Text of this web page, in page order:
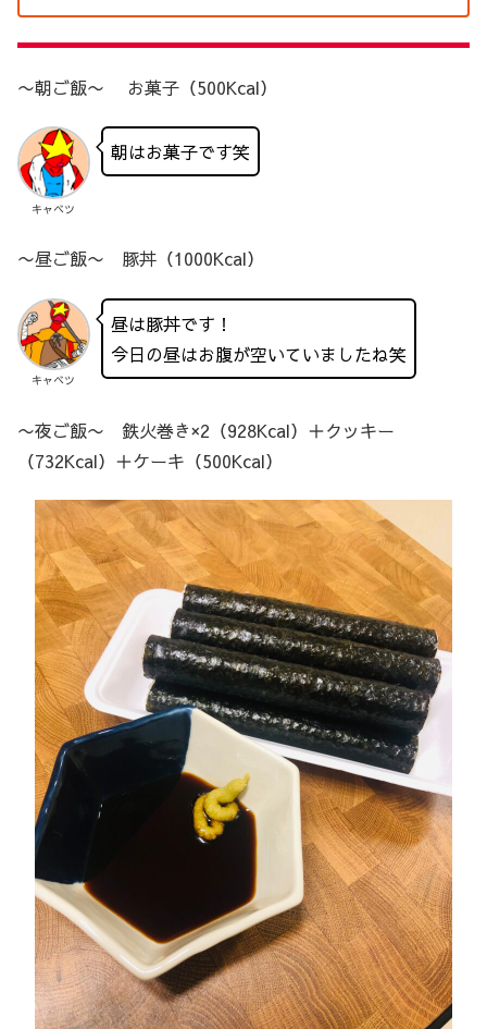
〜朝ご飯〜 お菓子（500Kcal）
キャベツ
朝はお菓子です笑
〜昼ご飯〜 豚丼（1000Kcal）
キャベツ
昼は豚丼です！
今日の昼はお腹が空いていましたね笑
〜夜ご飯〜 鉄火巻き×2（928Kcal）＋クッキー
（732Kcal）＋ケーキ（500Kcal）